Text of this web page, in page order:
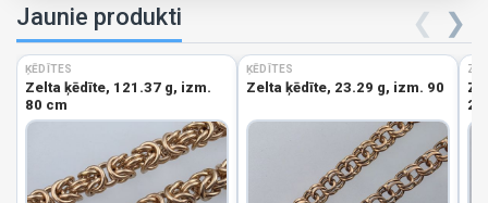
Jaunie produkti ❮ ❯
ĶĒDĪTES
Zelta ķēdīte, 121.37 g, izm.
80 cm
ĶĒDĪTES
Zelta ķēdīte, 23.29 g, izm. 90